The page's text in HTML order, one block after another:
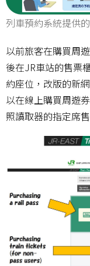
列車預約系統提供
以前旅客在購買周
後在JR車站的售票
約座位，改版的新
以在線上購買周遊
照讀取器的指定席